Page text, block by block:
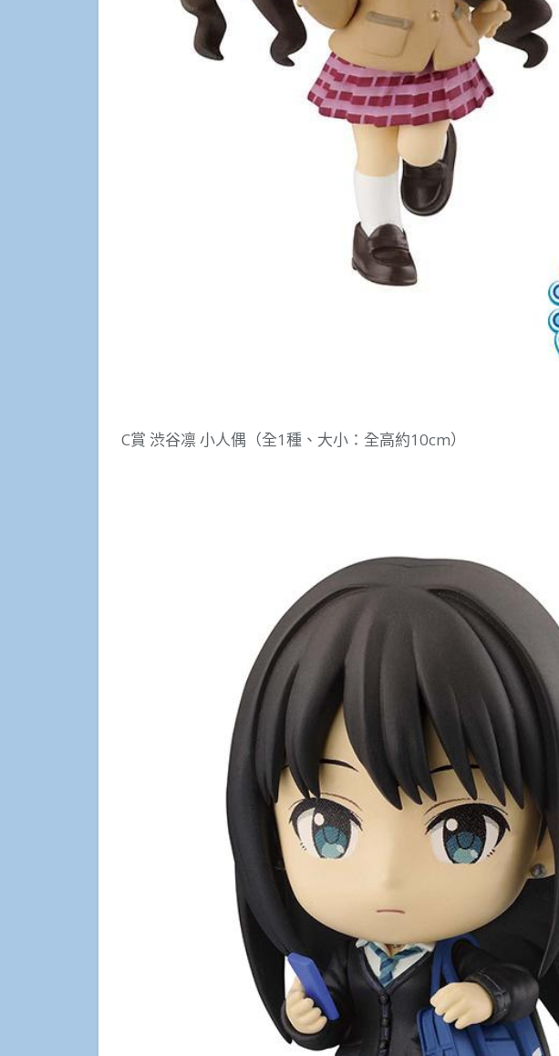
C賞 渋谷凛 小人偶（全1種、大小：全高約10cm）